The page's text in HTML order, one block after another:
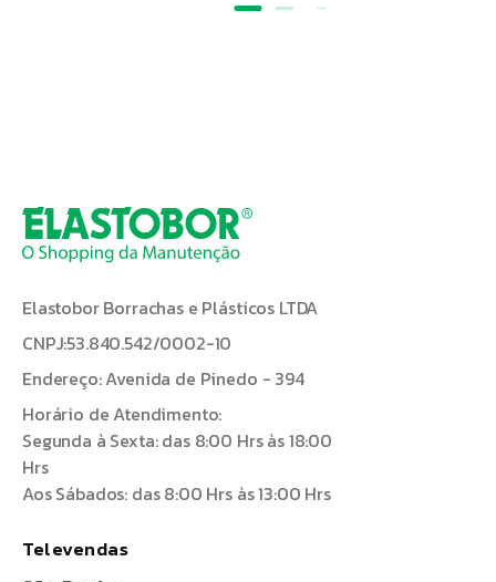
Elastobor Borrachas e Plásticos LTDA
CNPJ:53.840.542/0002-10
Endereço: Avenida de Pinedo - 394
Horário de Atendimento:
Segunda à Sexta: das 8:00 Hrs às 18:00
Hrs
Aos Sábados: das 8:00 Hrs às 13:00 Hrs
Televendas